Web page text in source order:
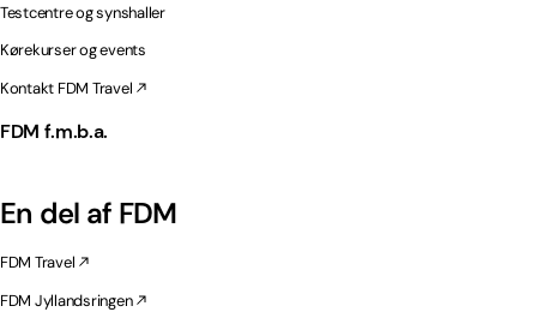
Testcentre og synshaller
Kørekurser og events
Kontakt FDM Travel
FDM f.m.b.a.
En del af FDM
FDM Travel
FDM Jyllandsringen